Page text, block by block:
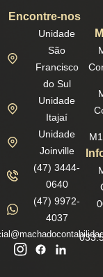
Encontre-nos
Unidade
São
Francisco
do Sul
Unidade
Itajaí
Unidade
Joinville
(47) 3444-
0640
(47) 9972-
4037